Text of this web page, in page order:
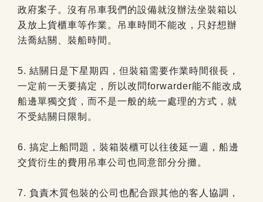
政府案子。沒有吊車我們的設備就沒辦法坐裝箱以
及放上貨櫃車等作業。吊車時間不能改，只好想辦
法喬結關、裝船時間。
5. 結關日是下星期四，但裝箱需要作業時間很長，
一定前一天要搞定，所以改問forwarder能不能改成
船邊單獨交貨，而不是一般的統一處理的方式，就
不受結關日限制。
6. 搞定上船問題，裝箱裝櫃可以往後延一週，船邊
交貨衍生的費用吊車公司也同意部分分攤。
7. 負責木質包裝的公司也配合跟其他的客人協調，